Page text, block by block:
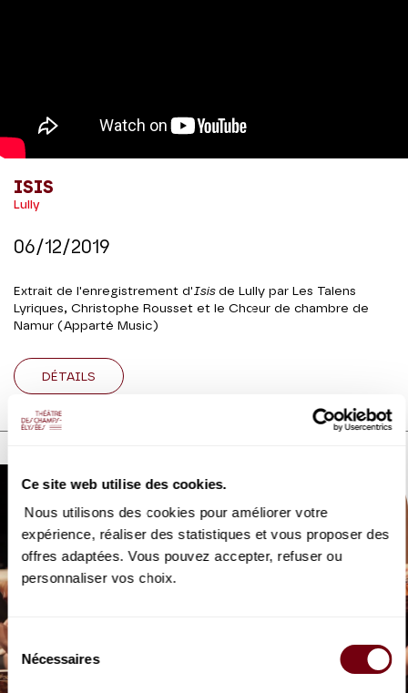
Ce site web utilise des cookies.
Nous utilisons des cookies pour améliorer votre
expérience, réaliser des statistiques et vous proposer des
offres adaptées. Vous pouvez accepter, refuser ou
personnaliser vos choix.
Sélection
du
consentement
Nécessaires
ISIS
Lully
06/12/2019
Extrait de l'enregistrement d' Isisde Lully par Les Talens
Lyriques, Christophe Rousset et le Chœur de chambre de
Namur (Apparté Music)
DÉTAILS
Lully